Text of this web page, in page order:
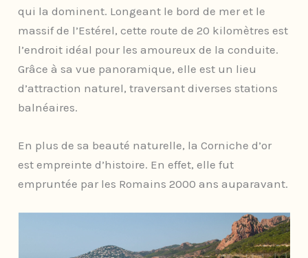
qui la dominent. Longeant le bord de mer et le
massif de l’Estérel, cette route de 20 kilomètres est
l’endroit idéal pour les amoureux de la conduite.
Grâce à sa vue panoramique, elle est un lieu
d’attraction naturel, traversant diverses stations
balnéaires.
En plus de sa beauté naturelle, la Corniche d’or
est empreinte d’histoire. En effet, elle fut
empruntée par les Romains 2000 ans auparavant.